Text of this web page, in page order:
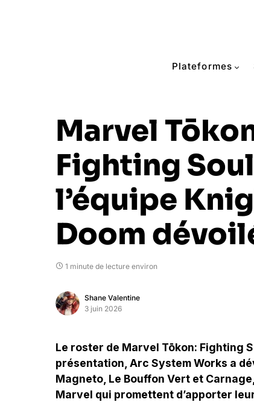
Plateformes
Marvel
Fighting
l’équipe
Doom
1 minute de lecture environ
Shane Valentine
3 juin 2026
Le roster de Marvel Tōkon: Fighting
présentation, Arc System Works a
Magneto, Le Bouffon Vert et
Marvel qui promettent d’apporter